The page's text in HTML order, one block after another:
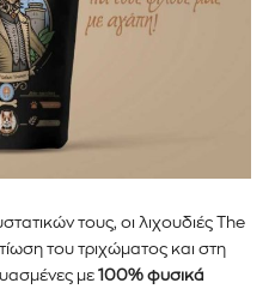
του
και
τους, οι λιχουδιές The
του τριχώματος και στη
με 100% φυσικά